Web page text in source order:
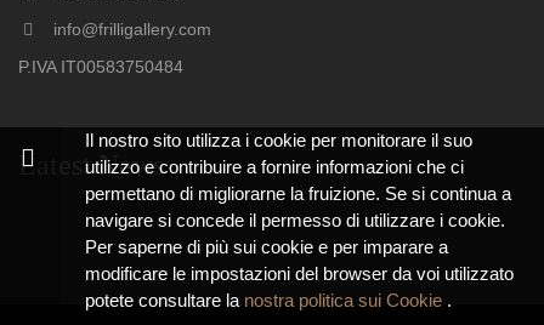
Il nostro sito utilizza i cookie per monitorare il suo
utilizzo e contribuire a fornire informazioni che ci
permettano di migliorarne la fruizione. Se si continua a
navigare si concede il permesso di utilizzare i cookie.
Per saperne di più sui cookie e per imparare a
modificare le impostazioni del browser da voi utilizzato
potete consultare la nostra politica sui Cookie .
info@frilligallery.com
P.IVA IT00583750484
Latest News